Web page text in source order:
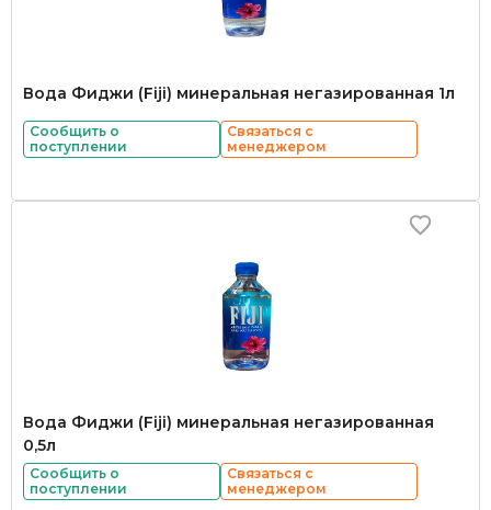
Вода Фиджи (Fiji) минеральная негазированная 1л
Сообщить о
поступлении
Связаться с
менеджером
Вода Фиджи (Fiji) минеральная негазированная
0,5л
Сообщить о
поступлении
Связаться с
менеджером